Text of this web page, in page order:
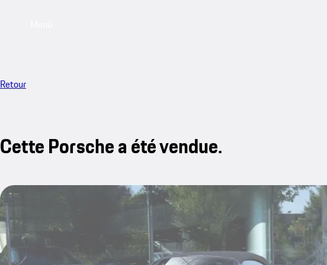
Retour
Cette Porsche a été vendue.
vendu